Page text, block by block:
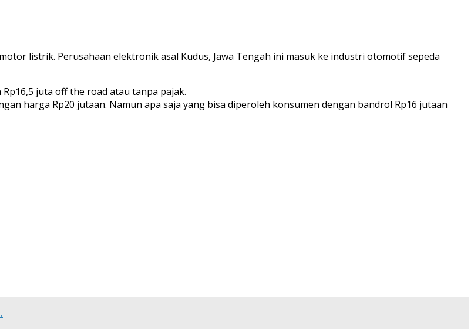
listrik. Perusahaan elektronik asal Kudus, Jawa Tengah ini masuk ke industri otomotif sepeda
juta off the road atau tanpa pajak.
harga Rp20 jutaan. Namun apa saja yang bisa diperoleh konsumen dengan bandrol Rp16 jutaan